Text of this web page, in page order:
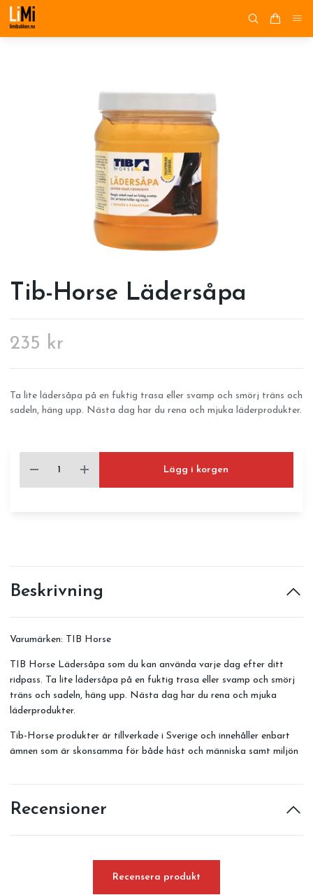
Tib-Horse Lädersåpa
235 kr
Ta lite lädersåpa på en fuktig trasa eller svamp och smörj träns och
sadeln, häng upp. Nästa dag har du rena och mjuka läderprodukter.
Lägg i korgen
Beskrivning
Varumärken: TIB Horse
TIB Horse Lädersåpa som du kan använda varje dag efter ditt
ridpass. Ta lite lädersåpa på en fuktig trasa eller svamp och smörj
träns och sadeln, häng upp. Nästa dag har du rena och mjuka
läderprodukter.
Tib-Horse produkter är tillverkade i Sverige och innehåller enbart
ämnen som är skonsamma för både häst och människa samt miljön
Recensioner
Recensera produkt